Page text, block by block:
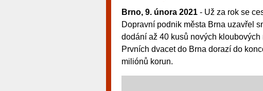
Brno, 9. února 2021 - Už za rok se
Dopravní podnik města Brna uzavřel
dodání až 40 kusů nových
Prvních dvacet do Brna dorazí do
miliónů korun.